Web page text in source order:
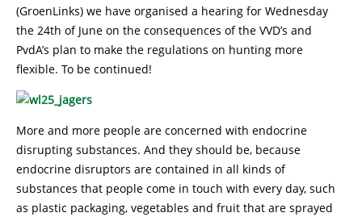
(GroenLinks) we have organised a hearing for Wednesday
the 24th of June on the consequences of the VVD’s and
PvdA’s plan to make the regulations on hunting more
flexible. To be continued!
More and more people are concerned with endocrine
disrupting substances. And they should be, because
endocrine disruptors are contained in all kinds of
substances that people come in touch with every day, such
as plastic packaging, vegetables and fruit that are sprayed